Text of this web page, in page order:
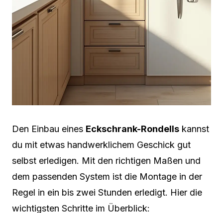
Den Einbau eines Eckschrank-Rondells kannst
du mit etwas handwerklichem Geschick gut
selbst erledigen. Mit den richtigen Maßen und
dem passenden System ist die Montage in der
Regel in ein bis zwei Stunden erledigt. Hier die
wichtigsten Schritte im Überblick: